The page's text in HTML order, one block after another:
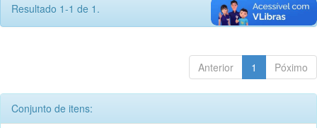
Resultado 1-1 de 1.
Anterior 1 Póximo
Conjunto de itens: